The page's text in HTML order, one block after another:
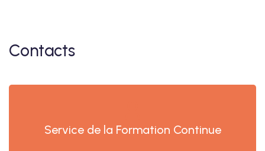
Contacts
Service de la Formation Continue